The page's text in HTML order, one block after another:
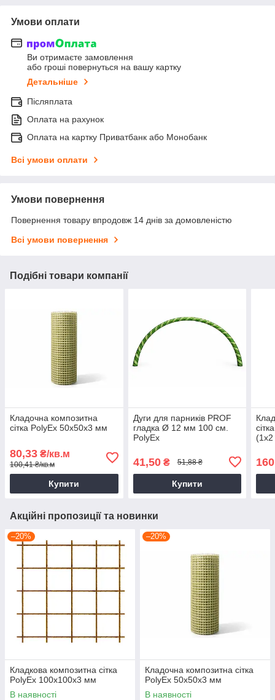
Умови оплати
Ви отримаєте замовлення
або гроші повернуться на вашу картку
Детальніше
Післяплата
Оплата на рахунок
Оплата на картку Приватбанк або Монобанк
Всі умови оплати
Умови повернення
Повернення товару впродовж 14 днів за домовленістю
Всі умови повернення
Подібні товари компанії
Кладочна композитна
сітка PolyEx 50х50х3 мм
80,33 ₴/кв.м
100,41 ₴/кв.м
Купити
Дуги для парників PROF
гладка Ø 12 мм 100 см.
PolyEx
41,50₴ 51,88 ₴
Купити
Акційні пропозиції та новинки
–20%
Кладкова композитна сітка
PolyEx 100х100x3 мм
В наявності
–20%
Кладочна композитна сітка
PolyEx 50х50х3 мм
В наявності